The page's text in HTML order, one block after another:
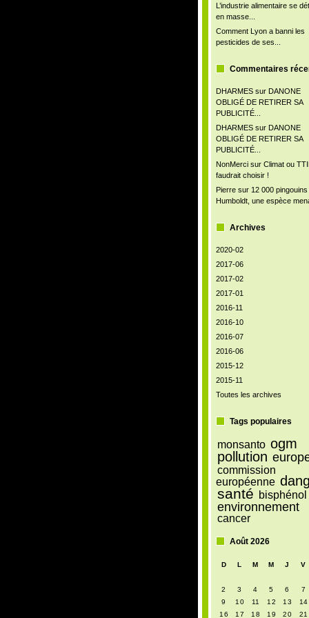
L’industrie alimentaire se
en masse...
Comment Lyon a banni les
pesticides de ses...
Commentaires
DHARMESsur DANONE
OBLIGÉ DE RETIRER SA
PUBLICITÉ...
DHARMESsur DANONE
OBLIGÉ DE RETIRER SA
PUBLICITÉ...
NonMercisur Climat ou
faudrait choisir !
Pierresur 12 000 pingouins
Humboldt, une espèce
Archives
2020-02
2017-06
2017-02
2017-01
2016-11
2016-10
2016-07
2016-06
2015-12
2015-11
Toutes les archives
Tags populaires
monsanto ogm
pollution
commission
européenne
santé bisphénol
environnement
cancer
Août 2026
D L M M J V
2
3 4 5 6 7
9
10 11 12 13 14
16
17 18 19 20 21